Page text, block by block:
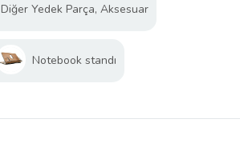
Diğer Yedek Parça, Aksesuar
Notebook standı